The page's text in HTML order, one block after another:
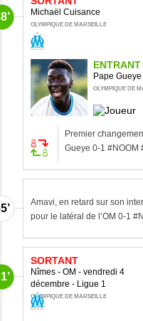
Michaël Cuisance
OLYMPIQUE DE MARSEILLE
ENTRANT
Pape Gueye
OLYMPIQUE DE
Premier
Gueye 0-1 #NOOM
Amavi, en retard sur son
pour le latéral de l’OM 0-1
SORTANT
Nîmes - OM - vendredi 4
décembre - Ligue 1
OLYMPIQUE DE MARSEILLE